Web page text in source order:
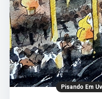
Pisando Em